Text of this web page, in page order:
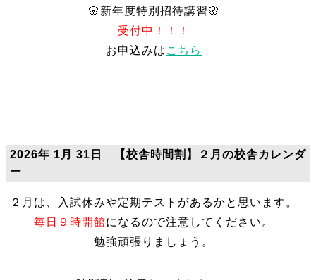
🌸新年度特別招待講習🌸
お申込みは こちら
2026年 1月 31日 【校舎時間割】２月の校舎カレンダ
ー
毎日９時開館になるので注意してください。
勉強頑張りましょう。